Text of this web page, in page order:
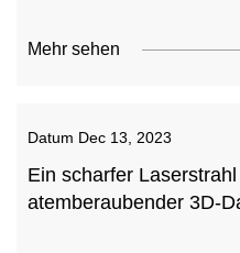
Mehr sehen
Datum Dec 13, 2023
Ein scharfer
atemberaubender 3D-